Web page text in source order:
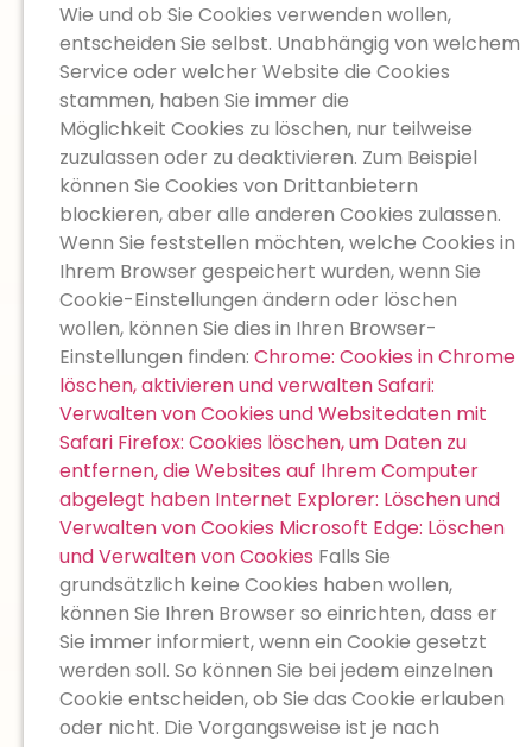
Wie und ob Sie Cookies verwenden wollen,
entscheiden Sie selbst. Unabhängig von welchem
Service oder welcher Website die Cookies
stammen, haben Sie immer die
Möglichkeit Cookies zu löschen, nur teilweise
zuzulassen oder zu deaktivieren. Zum Beispiel
können Sie Cookies von Drittanbietern
blockieren, aber alle anderen Cookies zulassen.
Wenn Sie feststellen möchten, welche Cookies in
Ihrem Browser gespeichert wurden, wenn Sie
Cookie-Einstellungen ändern oder löschen
wollen, können Sie dies in Ihren Browser-
Einstellungen finden: Chrome: Cookies in Chrome
löschen, aktivieren und verwaltenSafari:
Verwalten von Cookies und Websitedaten mit
Safari Firefox: Cookies löschen, um Daten zu
entfernen, die Websites auf Ihrem Computer
abgelegt haben Internet Explorer: Löschen und
Verwalten von Cookies Microsoft Edge: Löschen
und Verwalten von Cookies Falls Sie
grundsätzlich keine Cookies haben wollen,
können Sie Ihren Browser so einrichten, dass er
Sie immer informiert, wenn ein Cookie gesetzt
werden soll. So können Sie bei jedem einzelnen
Cookie entscheiden, ob Sie das Cookie erlauben
oder nicht. Die Vorgangsweise ist je nach